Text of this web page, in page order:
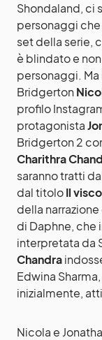
Shondaland, ci
personaggi
set della serie,
è blindato e
personaggi.
Bridgerton
profilo
protagonista
Bridgerton 2
Charithra
saranno tratti
dal titoloIl
della
di Daphne, che
interpretata da
Chandra
Edwina
inizialmente,
Nicola e